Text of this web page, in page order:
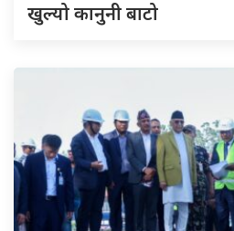
खुल्यो कानुनी बाटो